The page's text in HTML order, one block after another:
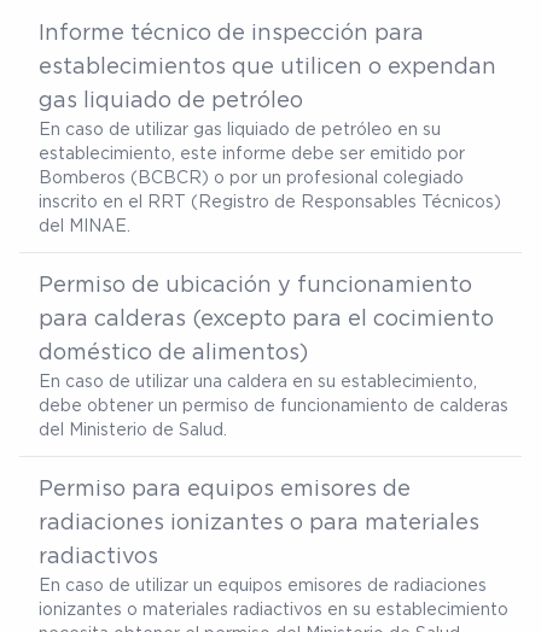
Informe técnico de inspección para
establecimientos que utilicen o expendan
gas liquiado de petróleo
En caso de utilizar gas liquiado de petróleo en su
establecimiento, este informe debe ser emitido por
Bomberos (BCBCR) o por un profesional colegiado
inscrito en el RRT (Registro de Responsables Técnicos)
del MINAE.
Permiso de ubicación y funcionamiento
para calderas (excepto para el cocimiento
doméstico de alimentos)
En caso de utilizar una caldera en su establecimiento,
debe obtener un permiso de funcionamiento de calderas
del Ministerio de Salud.
Permiso para equipos emisores de
radiaciones ionizantes o para materiales
radiactivos
En caso de utilizar un equipos emisores de radiaciones
ionizantes o materiales radiactivos en su establecimiento